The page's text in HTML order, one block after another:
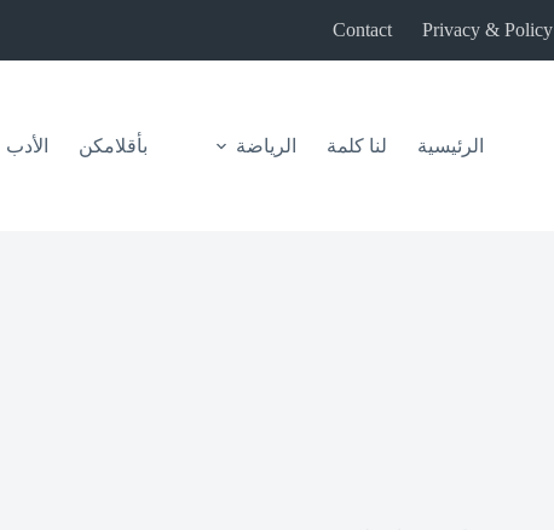
Privacy & Policy
Contact
الرئيسية لنا كلمة الرياضة بأقلامكن الأدب